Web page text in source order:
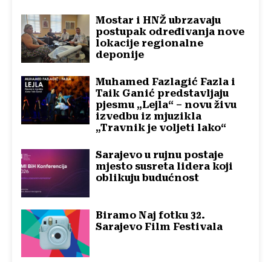
Mostar i HNŽ ubrzavaju
postupak određivanja nove
lokacije regionalne
deponije
Muhamed Fazlagić Fazla i
Taik Ganić predstavljaju
pjesmu „Lejla“ – novu živu
izvedbu iz mjuzikla
„Travnik je voljeti lako“
Sarajevo u rujnu postaje
mjesto susreta lidera koji
oblikuju budućnost
Biramo Naj fotku 32.
Sarajevo Film Festivala